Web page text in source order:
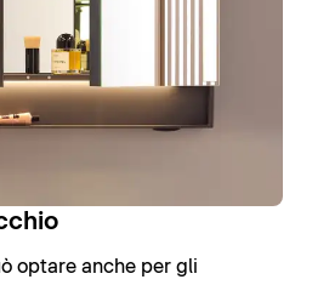
optare anche per gli